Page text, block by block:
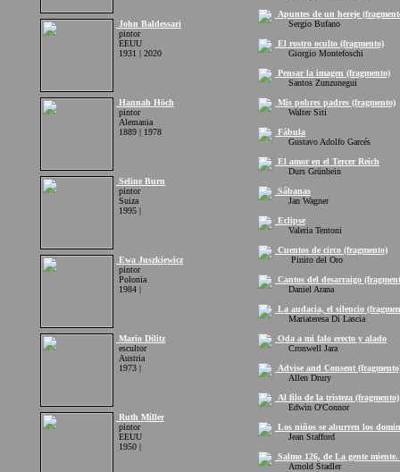
John Baldessari
pintor
EEUU
1931 | 2020
Hannah Höch
pintor
Alemania
1889 | 1978
Seline Burn
pintor
Suiza
1995 |
Ewa Juszkiewicz
pintor
Polonia
1984 |
Mario Dilitz
escultor
Austria
1973 |
Ruth Miller
pintor
EEUU
1950 |
Apuntes de un hereje
Sergio Bufano
El rostro oculto (fragmento)
Giorgio Montefoschi
Pensar la imagen (fragmento)
Santos Zunzunegui
Mis pobres padres (fragmento)
Walter Siti
Fábula
Gustavo Adolfo Garcés
El amor en el Tercer Reich
Durs Grünbein
Sábanas
Jan Wagner
Eclipse
Valeria Tentoni
Cuentos de circo (fragmento)
Pinito del Oro
Cantos del desarraigo
Daniel Arana
La audacia, el silencio
Mariateresa Di Lascia
Oda a mi falo erecto y alado
Cronwell Jara
Advise and Consent
Allen Drury
Al filo de la tristeza (fragmento)
Edwin O'Connor
Los niños se aburren los
Jean Stafford
Salmo 126, de La gente
Arnold Stadler